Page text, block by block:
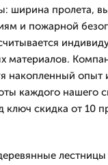
ширина пролета,
и пожарной
материалов.
накопленный
каждого нашего
ключ скидка от 10